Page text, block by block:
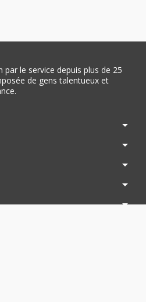
le service depuis plus de 25
de gens talentueux et
arrow_drop_down
arrow_drop_down
arrow_drop_down
arrow_drop_down
arrow_drop_down